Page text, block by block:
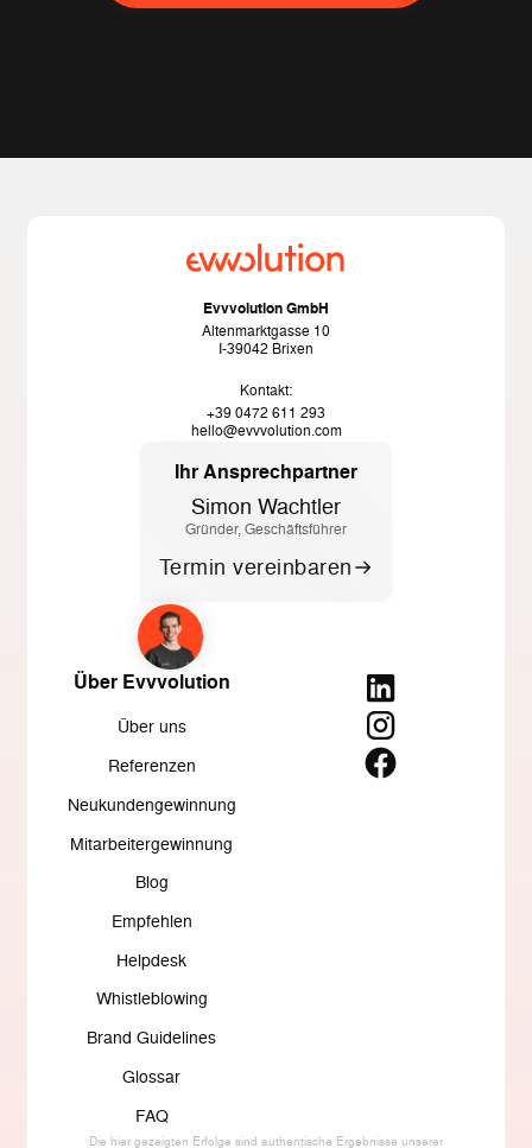
Evvvolution GmbH
Altenmarktgasse 10
I-39042 Brixen
Kontakt:
+39 0472 611 293
hello@evvvolution.com
Ihr Ansprechpartner
Simon Wachtler
Gründer, Geschäftsführer
Termin vereinbaren
Über Evvvolution
Über uns
Referenzen
Neukundengewinnung
Mitarbeitergewinnung
Blog
Empfehlen
Helpdesk
Whistleblowing
Brand Guidelines
Glossar
FAQ
Die hier gezeigten Erfolge sind authentische Ergebnisse unserer